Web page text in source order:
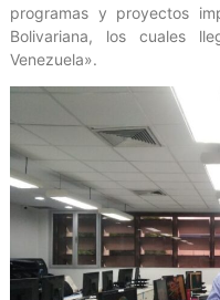
programas y proyectos
Bolivariana, los cuales
Venezuela».